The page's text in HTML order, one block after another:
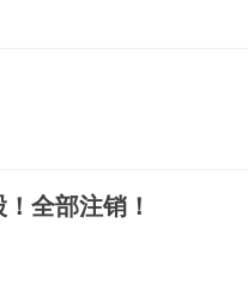
全部注销！